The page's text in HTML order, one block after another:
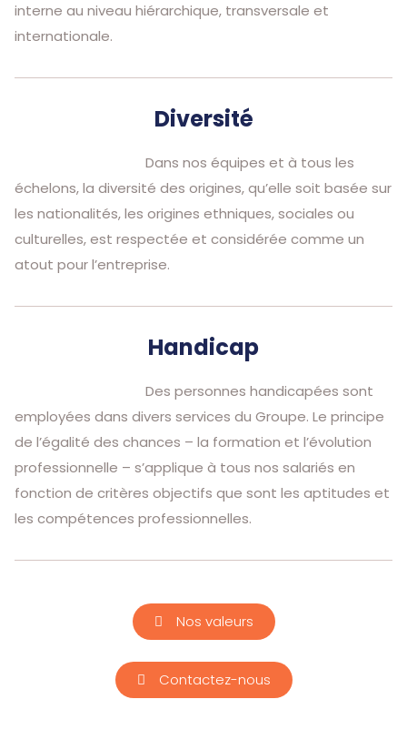
interne au niveau hiérarchique, transversale et
internationale.
Diversité
Dans nos équipes et à tous les
échelons, la diversité des origines, qu’elle soit basée sur
les nationalités, les origines ethniques, sociales ou
culturelles, est respectée et considérée comme un
atout pour l’entreprise.
Handicap
Des personnes handicapées sont
employées dans divers services du Groupe. Le principe
de l’égalité des chances – la formation et l’évolution
professionnelle – s’applique à tous nos salariés en
fonction de critères objectifs que sont les aptitudes et
les compétences professionnelles.
Nos valeurs
Contactez-nous